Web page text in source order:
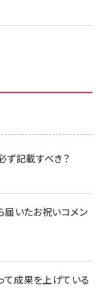
記載すべき？
いたお祝いコメン
て成果を上げている